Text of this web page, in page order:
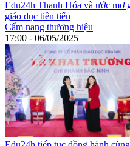
Edu24h Thanh Hóa và ước mơ
giáo dục tiên tiến
Cẩm nang thương hiệu
17:00 - 06/05/2025